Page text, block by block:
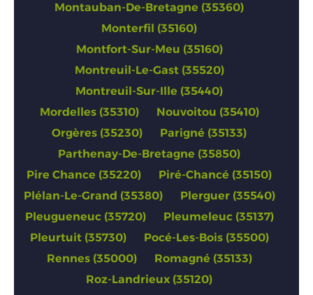
Montauban-De-Bretagne (35360)
Monterfil (35160)
Montfort-Sur-Meu (35160)
Montreuil-Le-Gast (35520)
Montreuil-Sur-Ille (35440)
Mordelles (35310)
Nouvoitou (35410)
Orgères (35230)
Parigné (35133)
Parthenay-De-Bretagne (35850)
Pire Chance (35220)
Piré-Chancé (35150)
Plélan-Le-Grand (35380)
Plerguer (35540)
Pleugueneuc (35720)
Pleumeleuc (35137)
Pleurtuit (35730)
Pocé-Les-Bois (35500)
Rennes (35000)
Romagné (35133)
Roz-Landrieux (35120)